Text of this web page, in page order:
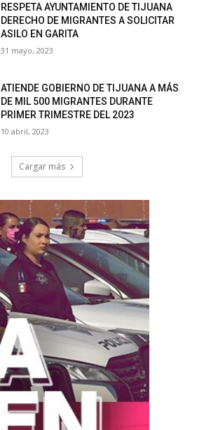
RESPETA AYUNTAMIENTO DE TIJUANA
DERECHO DE MIGRANTES A SOLICITAR
ASILO EN GARITA
31 mayo, 2023
ATIENDE GOBIERNO DE TIJUANA A MÁS
DE MIL 500 MIGRANTES DURANTE
PRIMER TRIMESTRE DEL 2023
10 abril, 2023
Cargar más